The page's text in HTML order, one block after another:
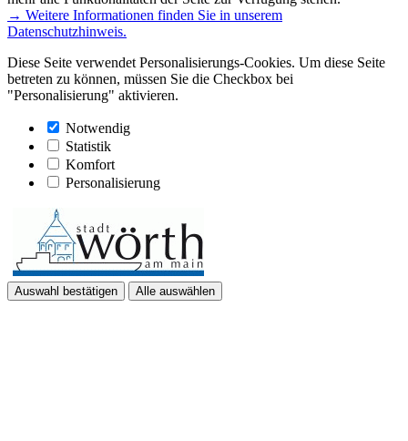
→ Weitere Informationen finden Sie in unserem
Datenschutzhinweis.
Diese Seite verwendet Personalisierungs-Cookies. Um diese Seite
betreten zu können, müssen Sie die Checkbox bei
"Personalisierung" aktivieren.
Notwendig
Statistik
Komfort
Personalisierung
Auswahl bestätigen Alle auswählen